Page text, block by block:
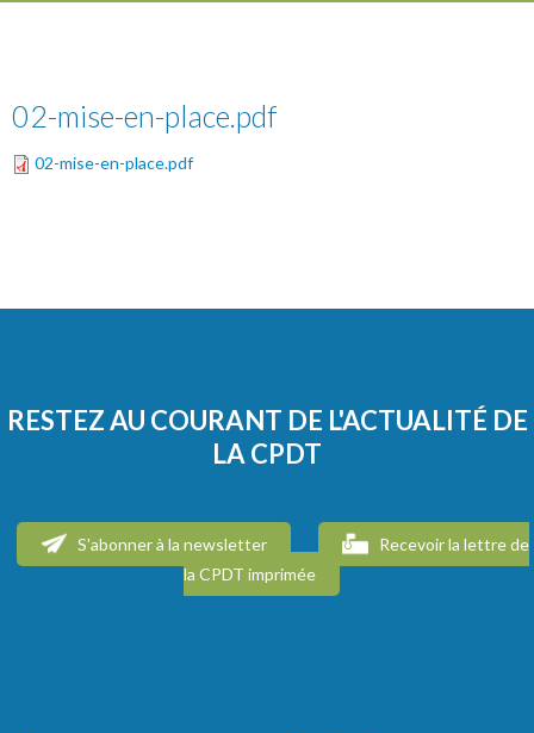
02-mise-en-place.pdf
02-mise-en-place.pdf
RESTEZ AU COURANT DE L'ACTUALITÉ DE
LA CPDT
S'abonner à la newsletter
Recevoir la lettre de
la CPDT imprimée